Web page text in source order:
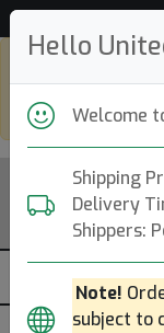
Hello
Welcome
Shipping
Delivery
Shippers:
Note!
subject to